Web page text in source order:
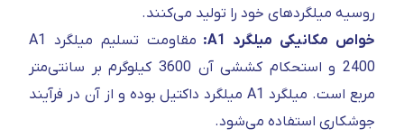
روسیه میلگرد‌های خود را تولید می‌کنند.
خواص مکانیکی میلگرد A1:
مقاومت تسلیم میلگرد A1
2400 و استحکام کششی آن 3600 کیلوگرم بر سانتی‌متر‌
مربع است. میلگرد A1 میلگرد داکتیل بوده و از آن در فرآیند
جوشکاری استفاده می‌شود.